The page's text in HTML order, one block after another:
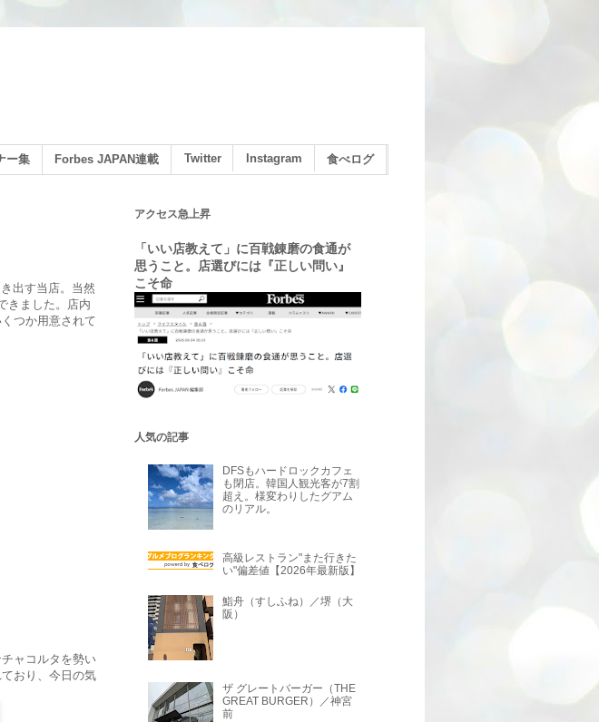
ー集 Forbes JAPAN連載 Twitter Instagram 食べログ
出す当店。当然
きました。店内
つか用意されて
ャコルタを勢い
おり、今日の気
アクセス急上昇
「いい店教えて」に百戦錬磨の食通が
思うこと。店選びには『正しい問い』
こそ命
人気の記事
DFSもハードロックカフェ
も閉店。韓国人観光客が7割
超え。様変わりしたグアム
のリアル。
高級レストラン"また行きた
い"偏差値【2026年最新版】
鮨舟（すしふね）／堺（大
阪）
ザ グレートバーガー（THE
GREAT BURGER）／神宮
前